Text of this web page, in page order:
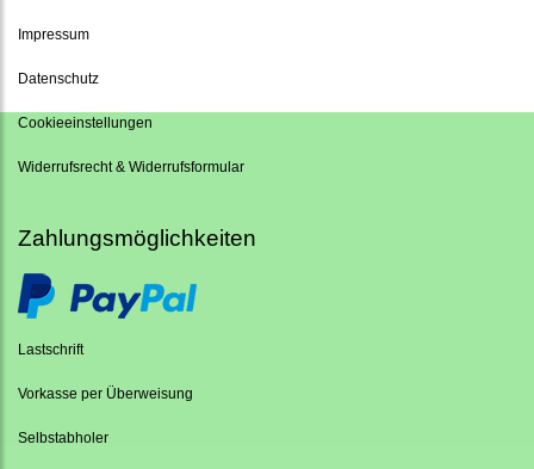
Impressum
Datenschutz
Cookieeinstellungen
Widerrufsrecht & Widerrufsformular
Zahlungsmöglichkeiten
Lastschrift
Vorkasse per Überweisung
Selbstabholer